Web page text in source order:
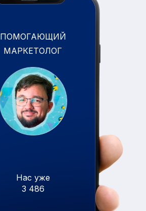
Нас уже
3 486
ПОМОГАЮЩИЙ
МАРКЕТОЛОГ